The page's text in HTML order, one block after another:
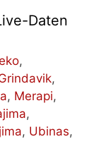
Daten
,
,
, Merapi,
,
, Ubinas,